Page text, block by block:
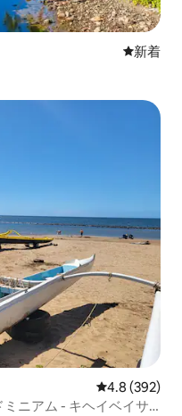
新しい宿
新着
レビュー392
4.8 (392)
ニアム - キヘイベイサ